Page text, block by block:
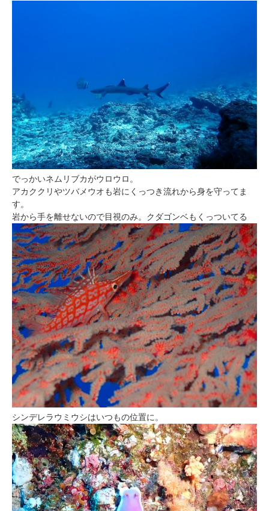
でっかいネムリブカがウロウロ。
アカククリやツバメウオも岩にくっつき流れから身を守ってま
す。
岩から手を離せないので目視のみ。クダゴンベもくっついてる
シンデレラウミウシはいつもの位置に。